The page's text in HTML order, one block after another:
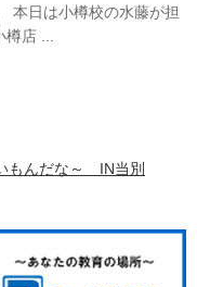
日は小樽校の水藤が担
樽店 ...
もんだな～ IN当別